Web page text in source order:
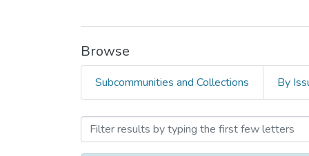
Browse
Subcommunities and Collections By
Browsing 2006 рік by